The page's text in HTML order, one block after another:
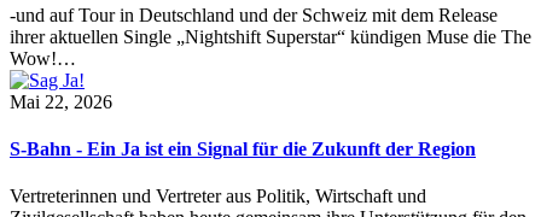
-und auf Tour in Deutschland und der Schweiz mit dem Release
ihrer aktuellen Single „Nightshift Superstar“ kündigen Muse die The
Wow!…
Mai 22, 2026
S-Bahn - Ein Ja ist ein Signal für die Zukunft der Region
Vertreterinnen und Vertreter aus Politik, Wirtschaft und